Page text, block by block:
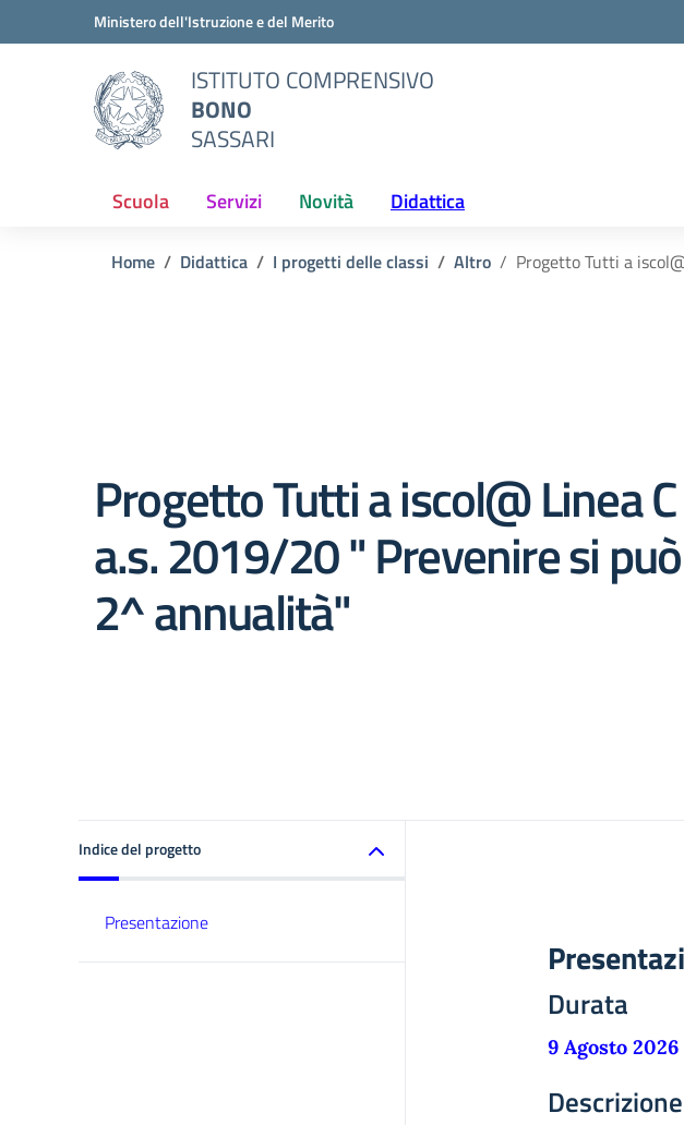
Vai ai contenuti
Vai al menu di navigazioneMinistero dell'Istruzione e del Merito
ISTITUTO COMPRENSIVO
BONO
SASSARI
Scuola Servizi Novità Didattica
Home Didattica I progetti delle classi Altro Progetto Tutti a
Progetto Tutti a iscol@ Linea C
a.s. 2019/20 " Prevenire si può
2^ annualità"
Indice del progetto
Presentazione
Durata
9 Agosto 2026